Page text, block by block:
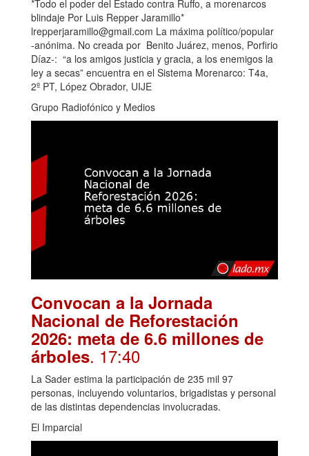
*Todo el poder del Estado contra Ruffo, a morenarcos
blindaje Por Luis Repper Jaramillo*
lrepperjaramillo@gmail.com La máxima político/popular
-anónima. No creada por Benito Juárez, menos, Porfirio
Díaz-: “a los amigos justicia y gracia, a los enemigos la
ley a secas” encuentra en el Sistema Morenarco: T4a,
2º PT, López Obrador, UIJE
Grupo Radiofónico y Medios
Convocan a la Jornada
Nacional de Reforestación
2026: meta de 6.6 millones de
árboles. 17:40
La Sader estima la participación de 235 mil 97
personas, incluyendo voluntarios, brigadistas y personal
de las distintas dependencias involucradas.
El Imparcial